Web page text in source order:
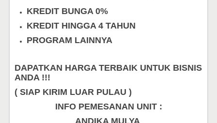
KREDIT BUNGA 0%
KREDIT HINGGA 4 TAHUN
PROGRAM LAINNYA
DAPATKAN HARGA TERBAIK UNTUK BISNIS
ANDA !!!
( SIAP KIRIM LUAR PULAU )
INFO PEMESANAN UNIT :
ANDIKA MULYA